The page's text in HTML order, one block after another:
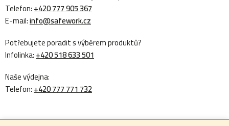
Telefon:+420 777 905 367
E-mail:info@safework.cz
Potřebujete poradit s výběrem produktů?
Infolinka:+420 518 633 501
Naše výdejna:
Telefon:+420 777 771 732